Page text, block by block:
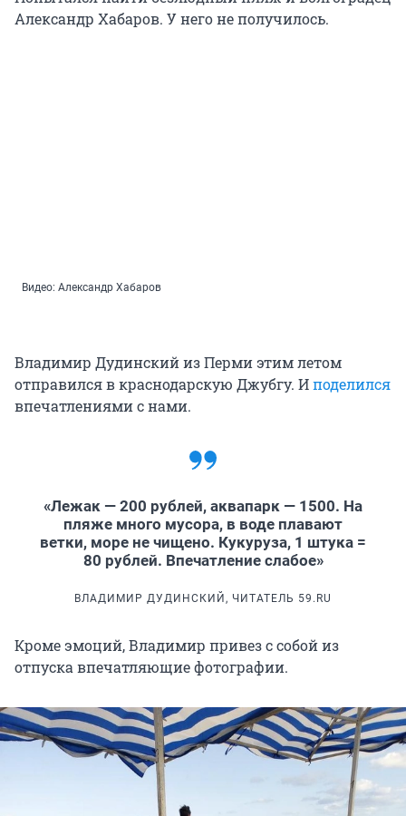
Александр Хабаров. У него не получилось.
Видео: Александр Хабаров
Владимир Дудинский из Перми этим летом
отправился в краснодарскую Джубгу. Иподелился
впечатлениями с нами.
«Лежак — 200 рублей, аквапарк — 1500. На
пляже много мусора, в воде плавают
ветки, море не чищено. Кукуруза, 1 штука =
80 рублей. Впечатление слабое»
ВЛАДИМИР ДУДИНСКИЙ, ЧИТАТЕЛЬ 59.RU
Кроме эмоций, Владимир привез с собой из
отпуска впечатляющие фотографии.